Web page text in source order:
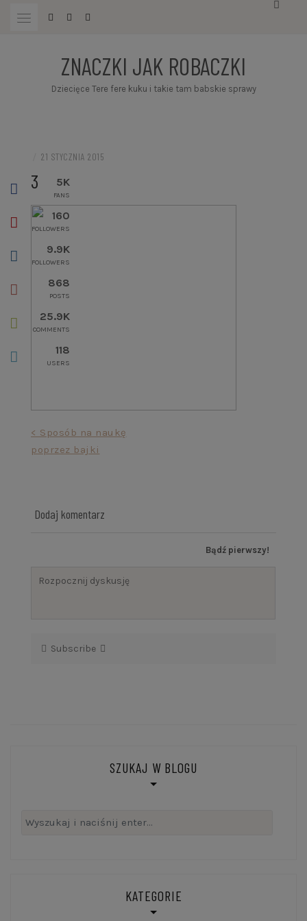
ZNACZKI JAK ROBACZKI
Dziecięce Tere fere kuku i takie tam babskie sprawy
21 STYCZNIA 2015
3
Nawigacja
wpisu
< Sposób na naukę
poprzez bajki
Dodaj komentarz
Bądź pierwszy!
Subscribe
SZUKAJ W BLOGU
Szukaj:
KATEGORIE
5K
FANS
160
FOLLOWERS
9.9K
FOLLOWERS
868
POSTS
25.9K
COMMENTS
118
USERS